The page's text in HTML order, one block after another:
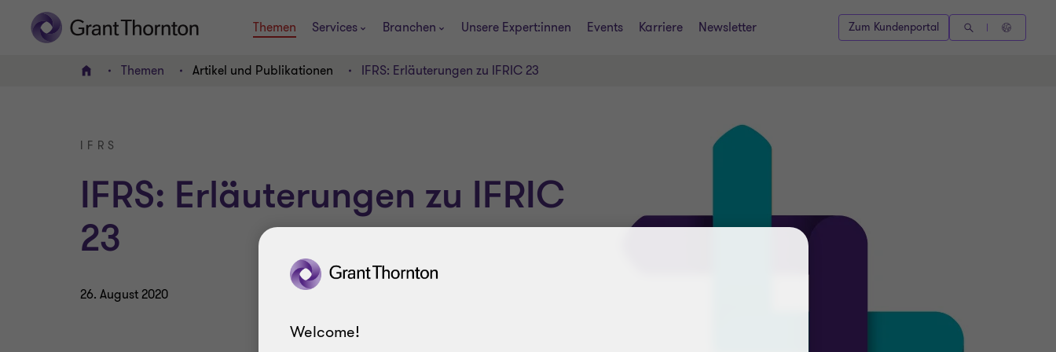
Themen Services Branchen Unsere Expert:innen Events Karriere Newsletter Zum Kundenportal
HOME Themen Artikel und Publikationen IFRS: Erläuterungen zu IFRIC 23
IFRS
IFRS: Erläuterungen zu IFRIC
23
26. August 2020
Welcome!